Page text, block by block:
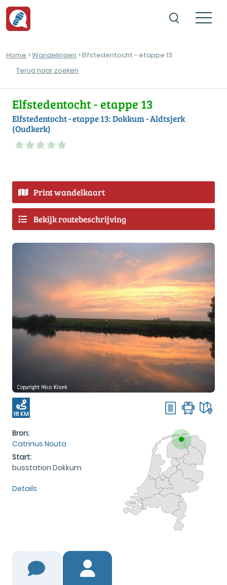
Home >Wandelingen > Elfstedentocht - etappe 13
Terug naar zoeken
Elfstedentocht - etappe 13
Elfstedentocht - etappe 13: Dokkum - Aldtsjerk
(Oudkerk)
Print wandelkaart
Bekijk routebeschrijving
18 KM
Bron:
Catrinus Nouta
Start:
busstation Dokkum
Details